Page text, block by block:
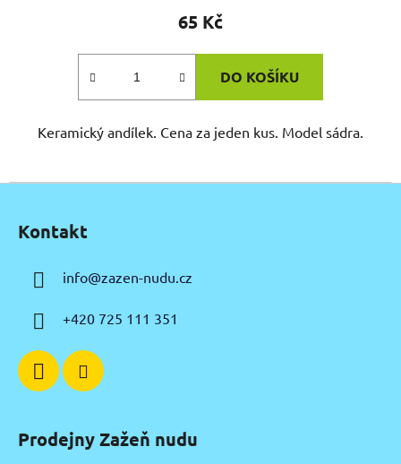
65 Kč
DO KOŠÍKU
Keramický andílek. Cena za jeden kus. Model sádra.
Kontakt
info@zazen-nudu.cz
+420 725 111 351
Prodejny Zažeň nudu